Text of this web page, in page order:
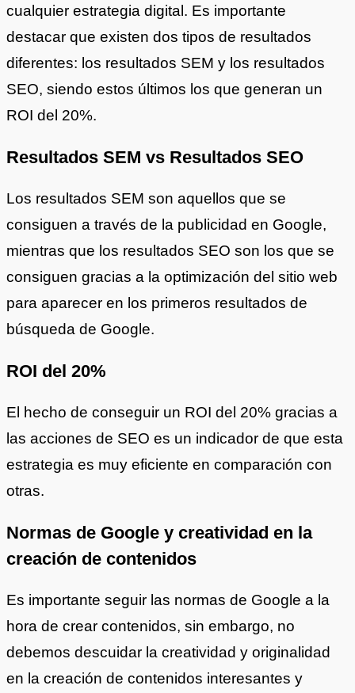
cualquier estrategia digital. Es importante
destacar que existen dos tipos de resultados
diferentes: los resultados SEM y los resultados
SEO, siendo estos últimos los que generan un
ROI del 20%.
Resultados SEM vs Resultados SEO
Los resultados SEM son aquellos que se
consiguen a través de la publicidad en Google,
mientras que los resultados SEO son los que se
consiguen gracias a la optimización del sitio web
para aparecer en los primeros resultados de
búsqueda de Google.
ROI del 20%
El hecho de conseguir un ROI del 20% gracias a
las acciones de SEO es un indicador de que esta
estrategia es muy eficiente en comparación con
otras.
Normas de Google y creatividad en la
creación de contenidos
Es importante seguir las normas de Google a la
hora de crear contenidos, sin embargo, no
debemos descuidar la creatividad y originalidad
en la creación de contenidos interesantes y